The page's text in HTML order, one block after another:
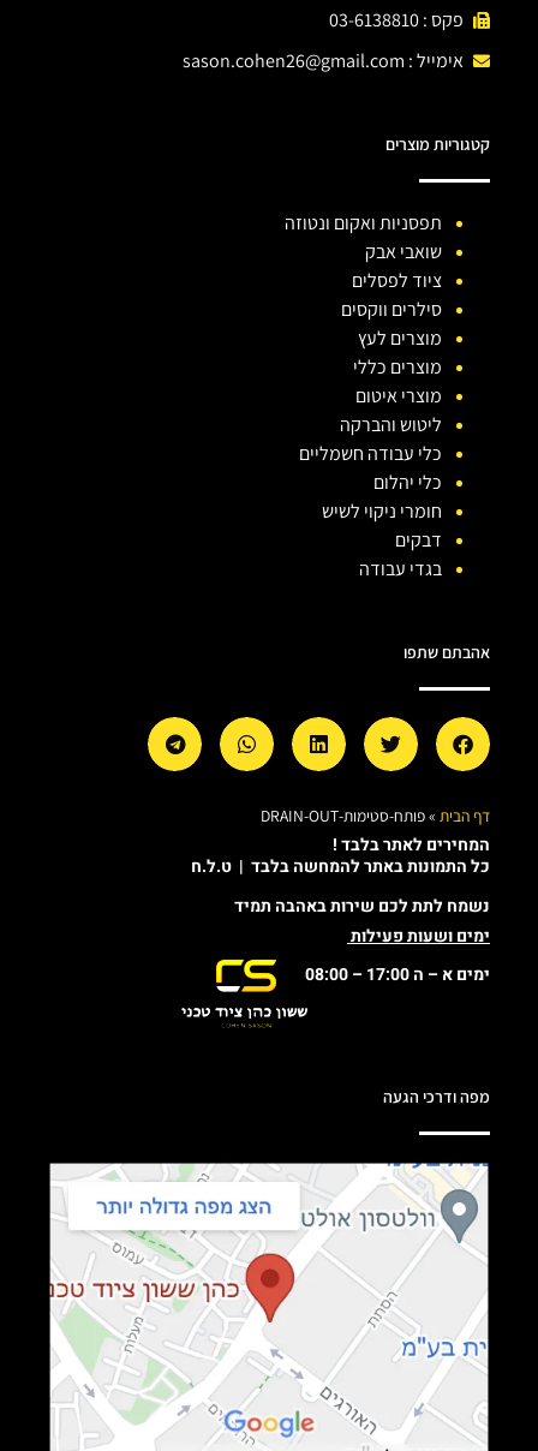
פקס : 03-6138810
אימייל : sason.cohen26@gmail.com
קטגוריות מוצרים
תפסניות ואקום ונטוזה
שואבי אבק
ציוד לפסלים
סילרים ווקסים
מוצרים לעץ
מוצרים כללי
מוצרי איטום
ליטוש והברקה
כלי עבודה חשמליים
כלי יהלום
חומרי ניקוי לשיש
דבקים
בגדי עבודה
אהבתם שתפו
דף הבית »פותח-סטימות-DRAIN-OUT
המחירים לאתר בלבד !
כל התמונות באתר להמחשה בלבד | ט.ל.ח
נשמח לתת לכם שירות באהבה תמיד
ימים ושעות פעילות
ימים א – ה 17:00 – 08:00
מפה ודרכי הגעה